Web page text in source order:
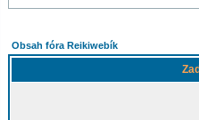
Obsah fóra Reikiwebík